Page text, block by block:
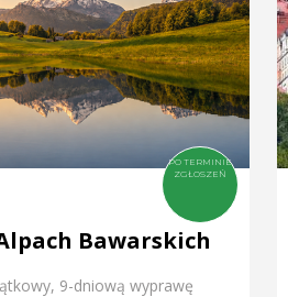
Bawarskich
9-dniową wyprawę
PO TERMINIE
ZGŁOSZEŃ